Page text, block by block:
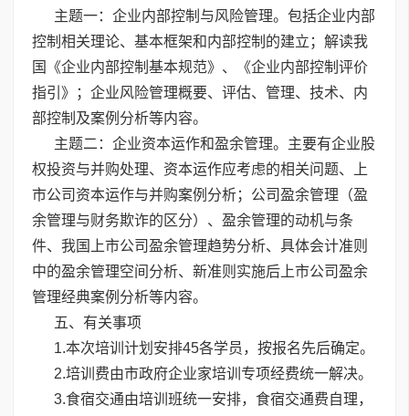
主题一：企业内部控制与风险管理。包括企业内部
控制相关理论、基本框架和内部控制的建立；解读我
国《企业内部控制基本规范》、《企业内部控制评价
指引》；企业风险管理概要、评估、管理、技术、内
部控制及案例分析等内容。
主题二：企业资本运作和盈余管理。主要有企业股
权投资与并购处理、资本运作应考虑的相关问题、上
市公司资本运作与并购案例分析；公司盈余管理（盈
余管理与财务欺诈的区分）、盈余管理的动机与条
件、我国上市公司盈余管理趋势分析、具体会计准则
中的盈余管理空间分析、新准则实施后上市公司盈余
管理经典案例分析等内容。
五、有关事项
1.本次培训计划安排45各学员，按报名先后确定。
2.培训费由市政府企业家培训专项经费统一解决。
3.食宿交通由培训班统一安排，食宿交通费自理，